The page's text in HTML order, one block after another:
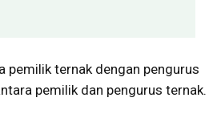
pemilik ternak dengan pengurus
pemilik dan pengurus ternak.